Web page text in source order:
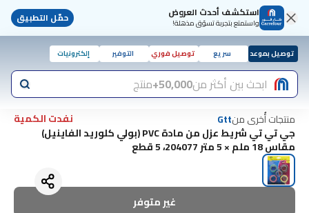
استكشف أحدث العروض
واستمتع بتجربة تسوّق مذهلة! حمّل التطبيق
توصيل بموعد سريع توصيل فوري التوفير إلكترونيات
ابحث بين أكثر من50,000+ منتج
منتجات أُخرى منGtt
نفدت الكمية
جي تي تي شريط عزل من مادة PVC (بولي كلوريد الفاينيل)
مقاس 18 ملم × 5 متر 204077، 5 قطع
غير متوفر